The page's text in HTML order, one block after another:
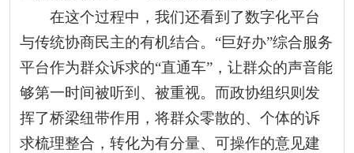
在这个过程中，我们还看到了数字化平台
与传统协商民主的有机结合。“巨好办”综合服务
平台作为群众诉求的“直通车”，让群众的声音能
够第一时间被听到、被重视。而政协组织则发
挥了桥梁纽带作用，将群众零散的、个体的诉
求梳理整合，转化为有分量、可操作的意见建